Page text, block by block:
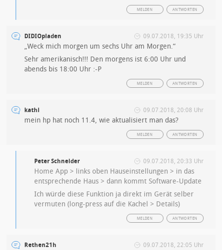
ANTWORTEN
MELDEN
DIDIOpladen 09.07.2018, 19:35 Uhr
„Weck mich morgen um sechs Uhr am Morgen.“
Sehr amerikanisch!!! Den morgens ist 6:00 Uhr und
abends bis 18:00 Uhr :-P
ANTWORTEN
MELDEN
kathi 09.07.2018, 20:08 Uhr
mein hp hat noch 11.4, wie aktualisiert man das?
ANTWORTEN
MELDEN
Peter Schneider 09.07.2018, 20:33 Uhr
Home App > links oben Hauseinstellungen > in das
entsprechende Haus > dann kommt Software-Update
Ich würde diese Funktion ja direkt im Gerät selber
vermuten (long-press auf die Kachel > Details)
ANTWORTEN
MELDEN
Rethen21h 09.07.2018, 22:05 Uhr